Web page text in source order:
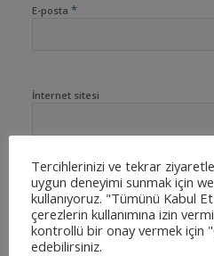
E-posta *
İnternet sitesi
Tercihlerinizi ve tekrar
uygun deneyimi sunmak için
kullanıyoruz. "Tümünü Kabul
çerezlerin kullanımına izin
kontrollü bir onay vermek için
edebilirsiniz.